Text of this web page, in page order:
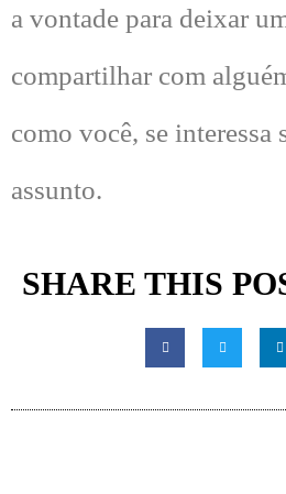
a vontade para deixar
compartilhar com
como você, se interessa
assunto.
SHARE THIS